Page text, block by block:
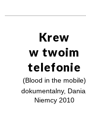
Krew
w twoim
telefonie
(Blood in the mobile)
dokumentalny, Dania,
Niemcy 2010